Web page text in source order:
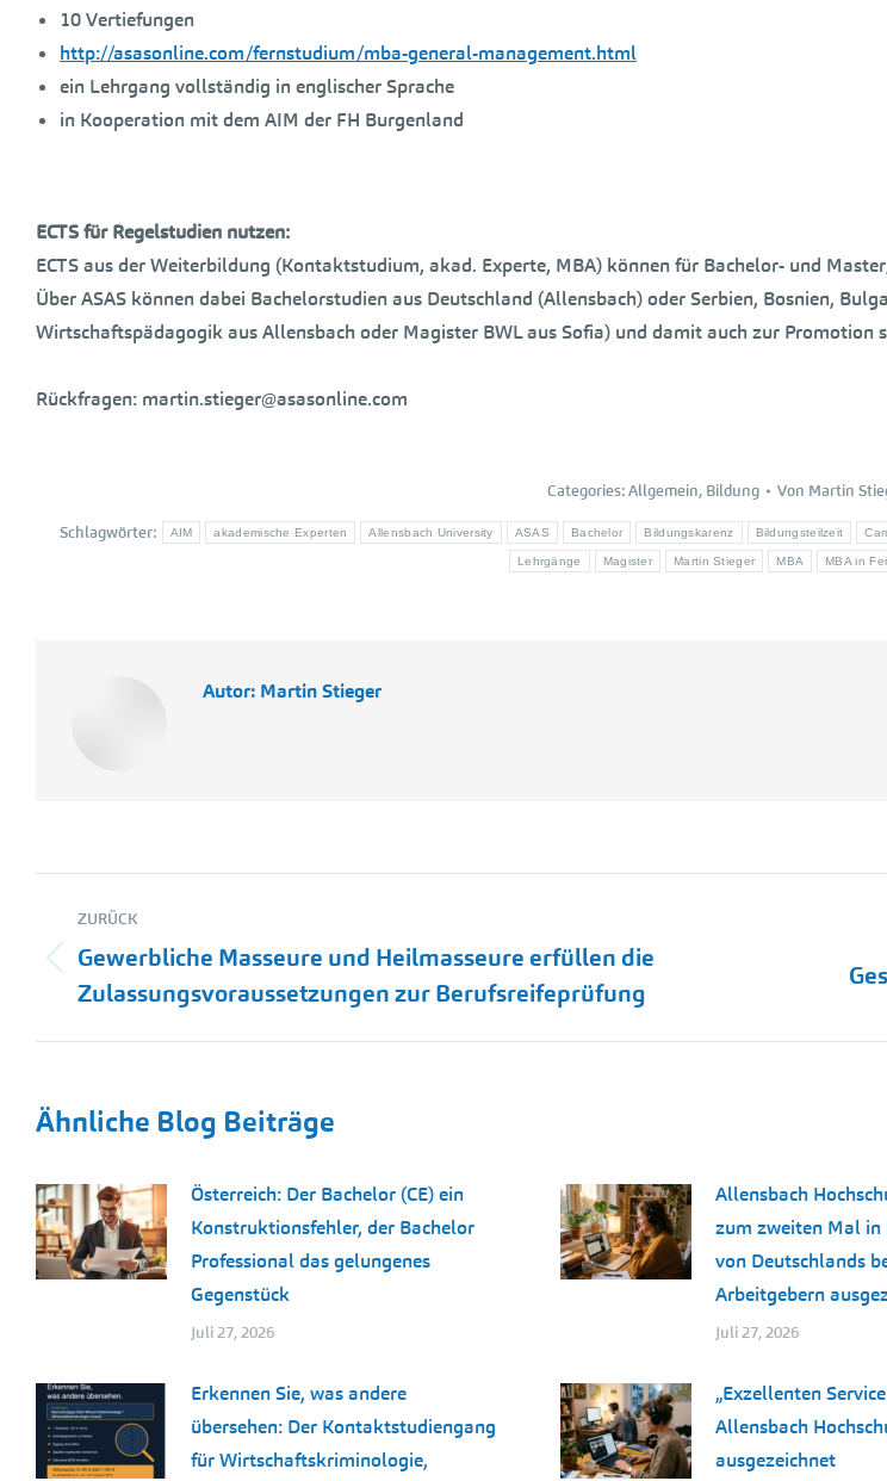
10 Vertiefungen
http://asasonline.com/fernstudium/mba-general-management.html
ein Lehrgang vollständig in englischer Sprache
in Kooperation mit dem AIM der FH Burgenland
ECTS für Regelstudien nutzen:
ECTS aus der Weiterbildung (Kontaktstudium, akad. Experte, MBA) können für Bachelor- und
Über ASAS können dabei Bachelorstudien aus Deutschland (Allensbach) oder Serbien, Bosnien,
Wirtschaftspädagogik aus Allensbach oder Magister BWL aus Sofia) und damit auch zur Promotion
Rückfragen: martin.stieger@asasonline.com
Categories:Allgemein, Bildung Von Martin
Schlagwörter: AIM akademische Experten Allensbach University ASAS Bachelor Bildungskarenz Bildungsteilzeit
Lehrgänge Magister Martin Stieger MBA MBA in
Autor: Martin Stieger
Kommentarnavigation
ZURÜCK
Vorheriger
Beitrag:
Gewerbliche Masseure und Heilmasseure erfüllen die
Zulassungsvoraussetzungen zur Berufsreifeprüfung
Ähnliche Blog Beiträge
Österreich: Der Bachelor (CE) ein
Konstruktionsfehler, der Bachelor
Professional das gelungenes
Gegenstück
Juli 27, 2026
Allensbach
zum zweiten Mal in
von Deutschlands
Arbeitgebern
Juli 27, 2026
Erkennen Sie, was andere
übersehen: Der Kontaktstudiengang
für Wirtschaftskriminologie,
„Exzellenten
Allensbach
ausgezeichnet